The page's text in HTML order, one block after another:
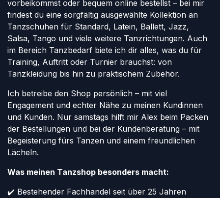
vorbeikommst oder bequem online bestellst – bei mir
findest du eine sorgfältig ausgewählte Kollektion an
Tanzschuhen für Standard, Latein, Ballett, Jazz,
Salsa, Tango und viele weitere Tanzrichtungen. Auch
im Bereich Tanzbedarf biete ich dir alles, was du für
Training, Auftritt oder Turnier brauchst: von
Tanzkleidung bis hin zu praktischem Zubehör.
Ich betreibe den Shop persönlich – mit viel
Engagement und echter Nähe zu meinen Kundinnen
und Kunden. Nur samstags hilft mir Alex beim Packen
der Bestellungen und bei der Kundenberatung – mit
Begeisterung fürs Tanzen und einem freundlichen
Lächeln.
Was meinen Tanzshop besonders macht:
✔️ Bestehender Fachhandel seit über 25 Jahren